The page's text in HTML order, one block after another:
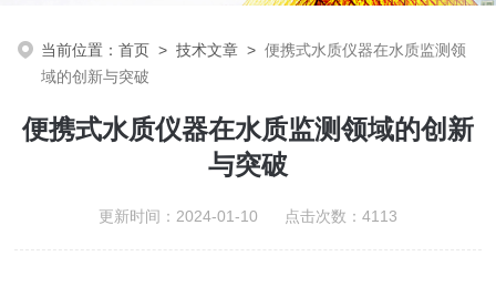
当前位置：首页 >技术文章 >便携式水质仪器在水质监测领
域的创新与突破
便携式水质仪器在水质监测领域的创新
与突破
更新时间：2024-01-10 点击次数：4113